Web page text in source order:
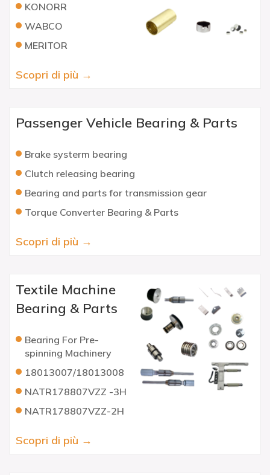
KONORR
WABCO
MERITOR
Scopri di più →
Passenger Vehicle Bearing & Parts
Brake systerm bearing
Clutch releasing bearing
Bearing and parts for transmission gear
Torque Converter Bearing & Parts
Scopri di più →
Textile Machine
Bearing & Parts
Bearing For Pre-
spinning Machinery
18013007/18013008
NATR178807VZZ -3H
NATR178807VZZ-2H
Scopri di più →